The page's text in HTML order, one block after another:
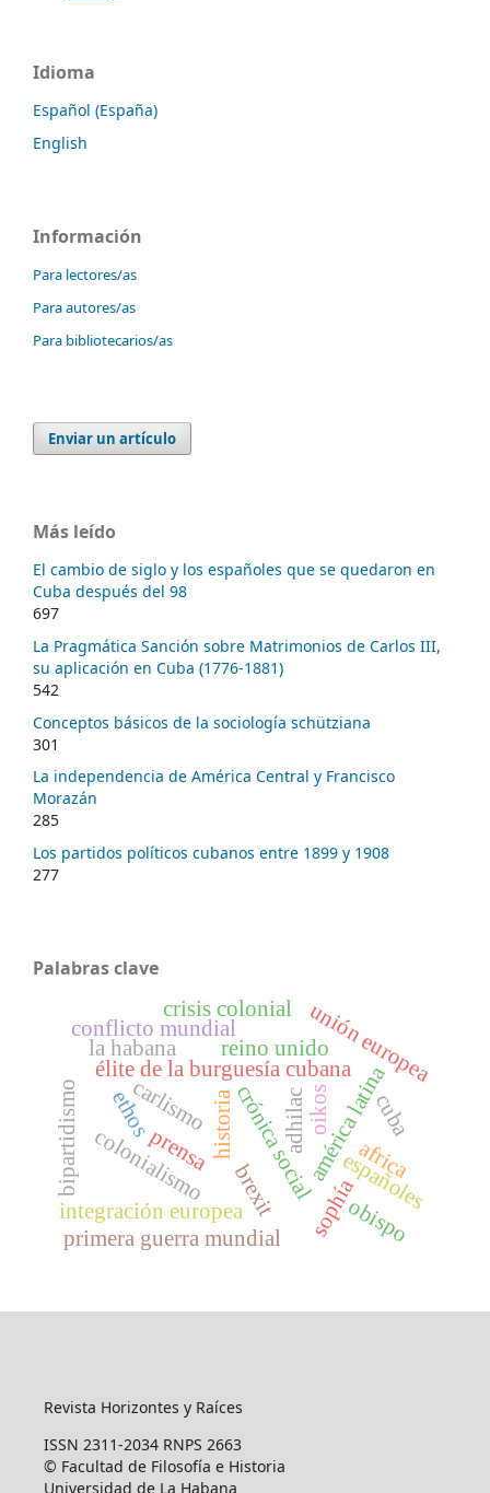
Idioma
Español (España)
English
Información
Para lectores/as
Para autores/as
Para bibliotecarios/as
Enviar un artículo
Más leído
El cambio de siglo y los españoles que se quedaron en
Cuba después del 98
697
La Pragmática Sanción sobre Matrimonios de Carlos III,
su aplicación en Cuba (1776-1881)
542
Conceptos básicos de la sociología schütziana
301
La independencia de América Central y Francisco
Morazán
285
Los partidos políticos cubanos entre 1899 y 1908
277
Palabras clave
crónica social
élite de la burguesía cubana
adhilac
historia américa latina
brexit
reino unidounión europea
integración europea
cuba
españoles
prensa
primera guerra mundial
colonialismo africa
conflicto mundial
carlismo
crisis colonial
bipartidismo oikos
sophía
ethos
obispo
la habana
Revista Horizontes y Raíces
ISSN 2311-2034 RNPS 2663
© Facultad de Filosofía e Historia
Universidad de La Habana